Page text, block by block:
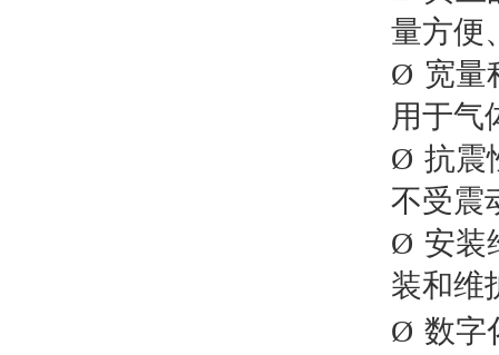
量方便
Ø 宽量
用于气
Ø 抗震
不受震
Ø 安装
装和维
Ø 数字